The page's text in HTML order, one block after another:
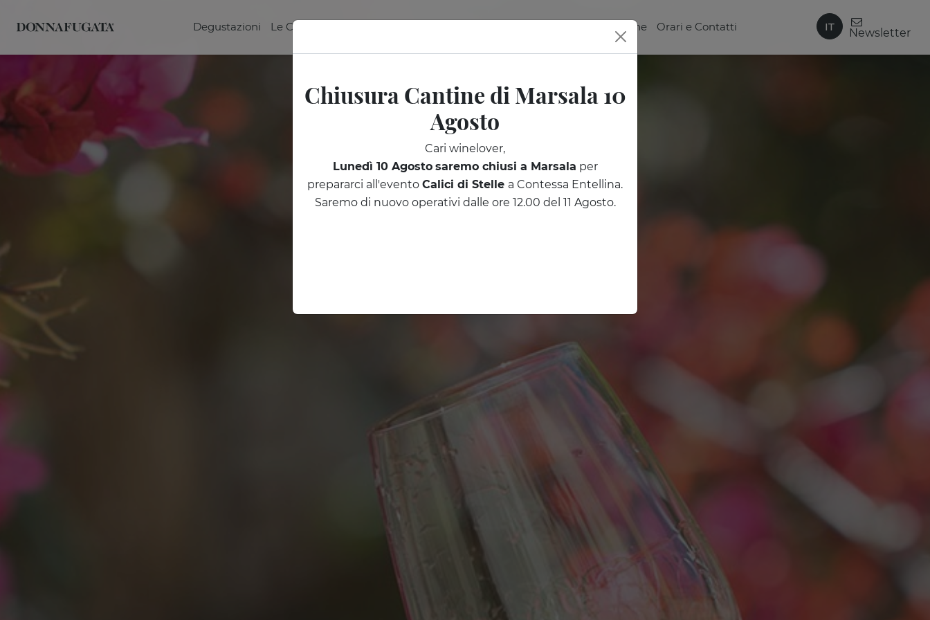
IT Newsletter
Degustazioni Le Cantine Regala una degustazione Orari e Contatti
Chiusura Cantine di Marsala 10
Agosto
Cari winelover,
Lunedì 10 Agosto saremo chiusi a Marsala per
prepararci all'evento Calici di Stelle a Contessa Entellina.
Saremo di nuovo operativi dalle ore 12.00 del 11 Agosto.